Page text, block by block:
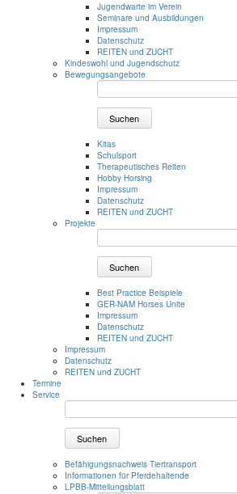
Jugendwarte im Verein
Seminare und Ausbildungen
Impressum
Datenschutz
REITEN und ZUCHT
Kindeswohl und Jugendschutz
Bewegungsangebote
Suchen
Kitas
Schulsport
Therapeutisches Reiten
Hobby Horsing
Impressum
Datenschutz
REITEN und ZUCHT
Projekte
Suchen
Best Practice Beispiele
GER-NAM Horses Unite
Impressum
Datenschutz
REITEN und ZUCHT
Impressum
Datenschutz
REITEN und ZUCHT
Termine
Service
Suchen
Befähigungsnachweis Tiertransport
Informationen für Pferdehaltende
LPBB-Mitteilungsblatt